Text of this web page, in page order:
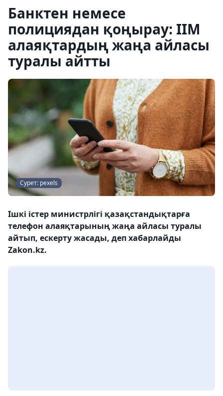
Банктен немесе
полициядан қоңырау: ІІМ
алаяқтардың жаңа айласы
туралы айтты
Сурет: pexels
Ішкі істер министрлігі қазақстандықтарға
телефон алаяқтарының жаңа айласы туралы
айтып, ескерту жасады, деп хабарлайды
Zakon.kz.